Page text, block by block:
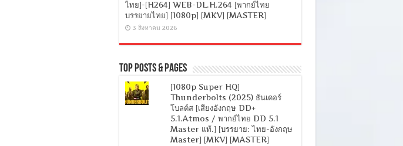
ไทย]-[H264] WEB-DL.H.264 [พากย์ไทย
บรรยายไทย] [1080p] [MKV] [MASTER]
3 สิงหาคม 2026
Top Posts & Pages
[1080p Super HQ]
Thunderbolts (2025) ธันเดอร์
โบลต์ส [เสียงอังกฤษ DD+
5.1.Atmos / พากย์ไทย DD 5.1
Master แท้.] [บรรยาย: ไทย-อังกฤษ
Master] [MKV] [MASTER]